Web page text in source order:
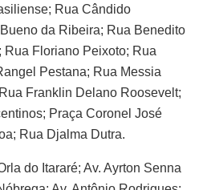
Rua Cândido
da Ribeira; Rua Benedito
Floriano Peixoto; Rua
Pestana; Rua Messia
Franklin Delano Roosevelt;
Praça Coronel José
Rua Djalma Dutra.
do Itararé; Av. Ayrton Senna